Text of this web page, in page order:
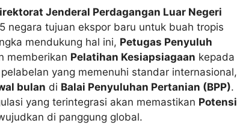
Jenderal Perdagangan Luar Negeri
negara tujuan ekspor baru untuk buah tropis
mendukung hal ini, Petugas Penyuluh
memberikan Pelatihan Kesiapsiagaan kepada
yang memenuhi standar internasional,
bulan di Balai Penyuluhan Pertanian (BPP).
yang terintegrasi akan memastikan Potensi
di panggung global.